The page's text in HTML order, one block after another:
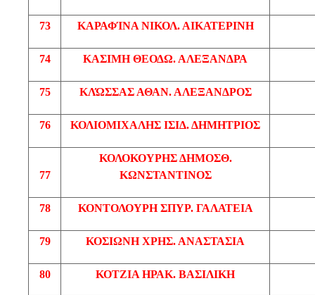
73 ΚΑΡΑΦΊΝΑ ΝΙΚΟΛ. ΑΙΚΑΤΕΡΙΝΗ
74 ΚΑΣΙΜΗ ΘΕΟΔΩ. ΑΛΕΞΑΝΔΡΑ
75 ΚΛΏΣΣΑΣ ΑΘΑΝ. ΑΛΕΞΑΝΔΡΟΣ
76 ΚΟΛΙΟΜΙΧΑΛΗΣ ΙΣΙΔ. ΔΗΜΗΤΡΙΟΣ
77
ΚΟΛΟΚΟΥΡΗΣ ΔΗΜΟΣΘ.
ΚΩΝΣΤΑΝΤΙΝΟΣ
78 ΚΟΝΤΟΛΟΥΡΗ ΣΠΥΡ. ΓΑΛΑΤΕΙΑ
79 ΚΟΣΙΩΝΗ ΧΡΗΣ. ΑΝΑΣΤΑΣΙΑ
80 ΚΟΤΖΙΑ ΗΡΑΚ. ΒΑΣΙΛΙΚΗ